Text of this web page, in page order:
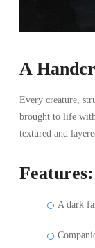
A
Every creature,
brought to life
textured and
Features:
A dark